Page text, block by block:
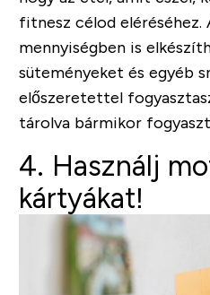
fitnesz célod eléréséhez.
mennyiségben is
süteményeket és egyéb
előszeretettel
tárolva bármikor
4. Használj
kártyákat!